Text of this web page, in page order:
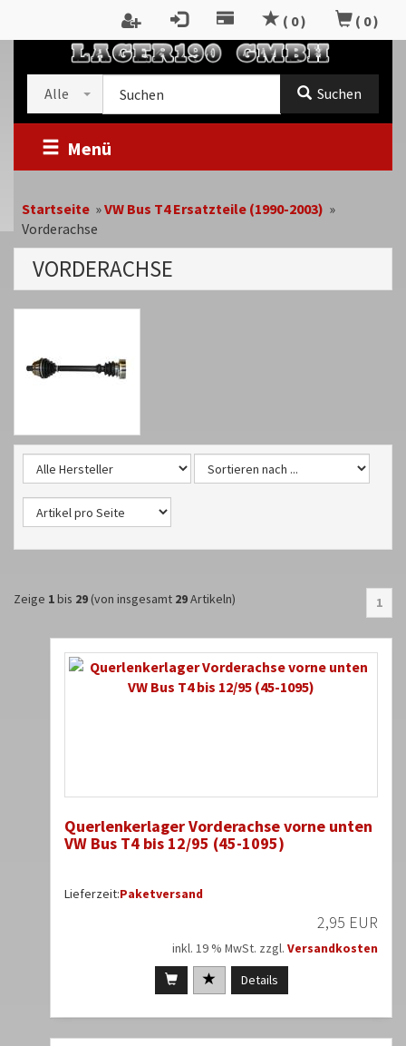
( 0) ( 0)
Alle
Shop
Suchen
Menü
Startseite »VW Bus T4 Ersatzteile (1990-2003) »
Vorderachse
VORDERACHSE
Zeige 1bis 29 (von insgesamt 29Artikeln) 1
Querlenkerlager Vorderachse vorne unten
VW Bus T4 bis 12/95 (45-1095)
Lieferzeit:Paketversand
2,95 EUR
inkl. 19 % MwSt. zzgl. Versandkosten
Details